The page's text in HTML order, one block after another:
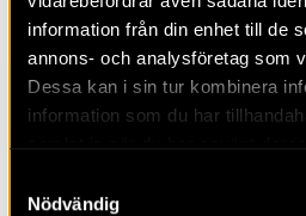
information från din enhet till de
annons- och analysföretag som
Dessa kan i sin tur kombinera
information som du har
Nödvändig